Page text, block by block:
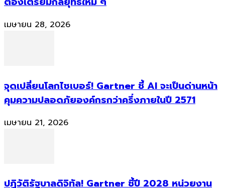
เมษายน 28, 2026
จุดเปลี่ยนโลกไซเบอร์! Gartner ชี้ AI จะเป็นด่านหน้า
คุมความปลอดภัยองค์กรกว่าครึ่งภายในปี 2571
เมษายน 21, 2026
ปฏิวัติรัฐบาลดิจิทัล! Gartner ชี้ปี 2028 หน่วยงาน